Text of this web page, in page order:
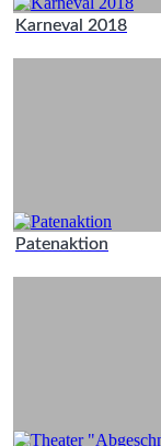
Karneval 2018
Patenaktion